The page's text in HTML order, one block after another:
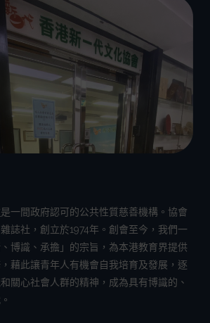
是一間政府認可的公共性質慈善機構。協會
誌社，創立於1974年。創會至今，我們一
博識、承擔」的宗旨，為本港教育界提供
藉此讓青年人有機會自我培育及發展，逐
關心社會人群的精神，成為具有博識的、